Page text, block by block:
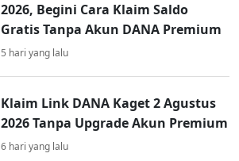
2026, Begini Cara Klaim Saldo
Gratis Tanpa Akun DANA Premium
5 hari yang lalu
Klaim Link DANA Kaget 2 Agustus
2026 Tanpa Upgrade Akun Premium
6 hari yang lalu